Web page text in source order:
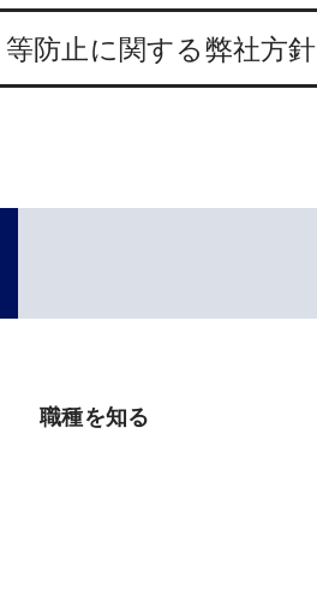
等防止に関する弊社方針
職種を知る